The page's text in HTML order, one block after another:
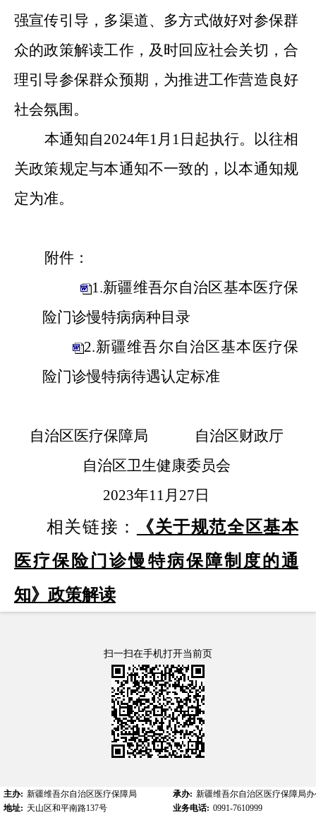
强宣传引导，多渠道、 多方式做好对参保群
众的政策解读工作，及时回应社会关切，合
理引导参保群众预期，为推进工作营造良好
社会氛围。
本通知自2024年1月1日起执行。以往相
关政策规定与本通知不一致的，以本通知规
定为准。
附件：
1.新疆维吾尔自治区基本医疗保
险门诊慢特病病种目录
2.新疆维吾尔自治区基本医疗保
险门诊慢特病待遇认定标准
自治区医疗保障局 自治区财政厅
自治区卫生健康委员会
2023年11月27日
相关链接：
《关于规范全区基本
医疗保险门诊慢特病保障制度的通
知》政策解读
扫一扫在手机打开当前页
主办: 新疆维吾尔自治区医疗保障局 承办: 新疆维吾尔自治区医疗保障局
地址: 天山区和平南路137号 业务电话: 0991-7610999